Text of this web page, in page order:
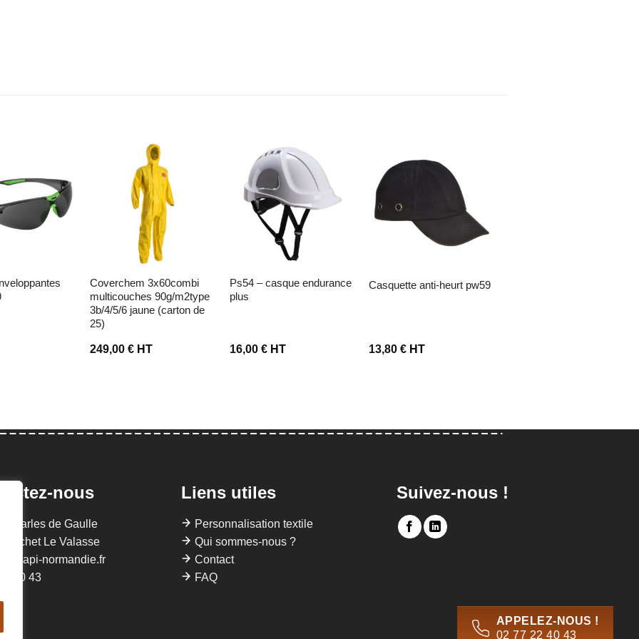
APPELEZ-NOUS !
02 77 22 40 43
d’envies Ajouter à la liste d’envies
coverchem 3x60combi
multicouches 90g/m2type
3b/4/5/6 jaune (carton de
25)
249,00 €HT
Ajouter à la liste d’envies
ps54 – casque endurance
plus
16,00 €HT
Ajouter à la liste d’envies
casquette anti-heurt pw59
13,80€ HT
nous
Charles de Gaulle
Gruchet Le Valasse
normandie.fr
40 43
Liens utiles
Personnalisation textile
Qui sommes-nous ?
Contact
FAQ
Suivez-nous !